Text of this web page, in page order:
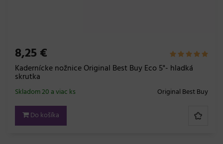
8,25 €
Kadernícke nožnice Original Best Buy Eco 5"- hladká
skrutka
Original Best Buy
Skladom 20 a viac ks
Do košíka